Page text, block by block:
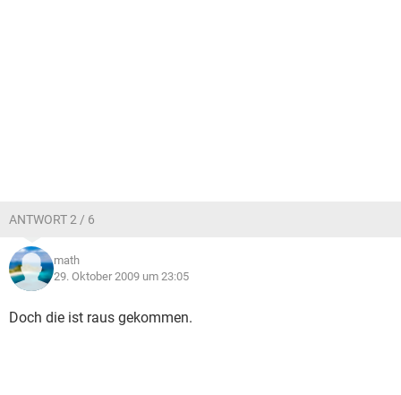
ANTWORT 2 / 6
math
29. Oktober 2009 um 23:05
Doch die ist raus gekommen.